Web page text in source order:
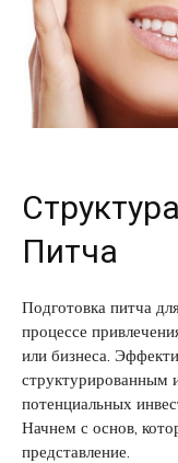
Питча
Подготовка питча
процессе
или бизнеса.
структурированным
потенциальных
Начнем с основ,
представление.